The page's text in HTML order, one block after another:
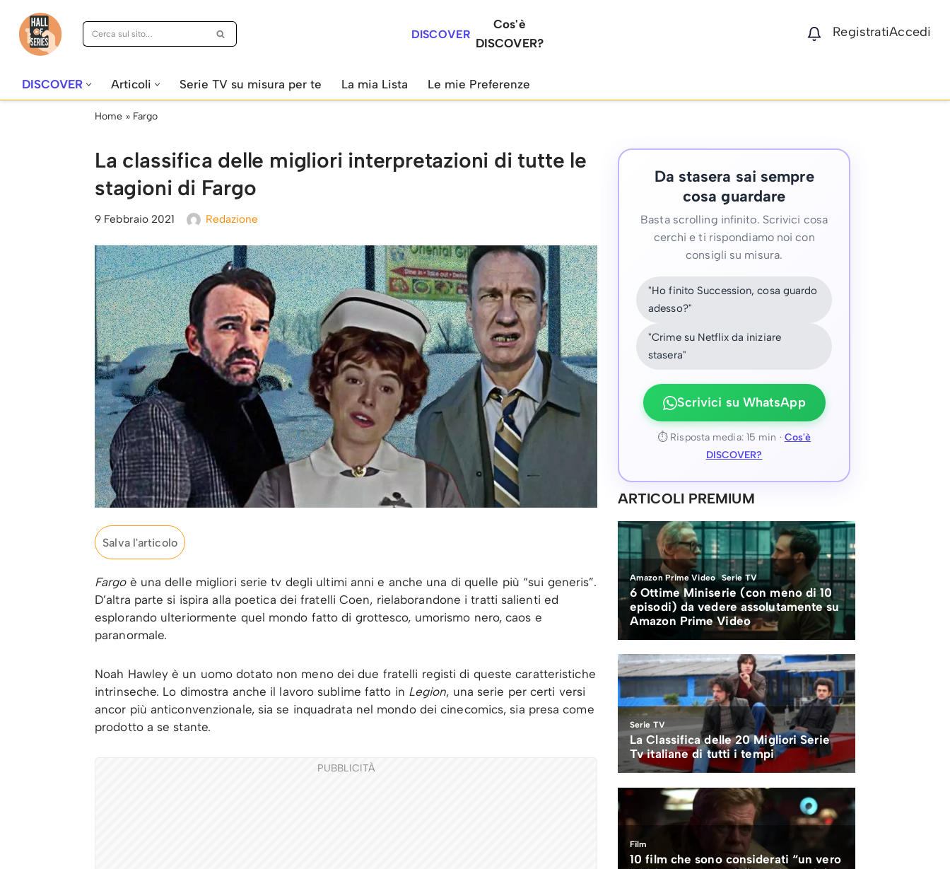
Vai
DISCOVER
Cos'è
DISCOVER?
RegistratiAccedi
DISCOVER Articoli Serie TV su misura per te La mia Lista Le mie Preferenze
Home » Fargo
La classifica delle migliori interpretazioni di tutte le
stagioni di Fargo
9 Febbraio 2021 Redazione
Salva l'articolo
Fargoè una delle migliori serie tv degli ultimi anni e anche una di quelle più “sui generis”.
D’altra parte si ispira alla poetica dei fratelli Coen, rielaborandone i tratti salienti ed
esplorando ulteriormente quel mondo fatto di grottesco, umorismo nero, caos e
paranormale.
Noah Hawley è un uomo dotato non meno dei due fratelli registi di queste caratteristiche
intrinseche. Lo dimostra anche il lavoro sublime fatto in Legion, una serie per certi versi
ancor più anticonvenzionale, sia se inquadrata nel mondo dei cinecomics, sia presa come
prodotto a se stante.
PUBBLICITÀ
Da stasera sai sempre
cosa guardare
Basta scrolling infinito. Scrivici cosa
cerchi e ti rispondiamo noi con
consigli su misura.
"Ho finito Succession, cosa guardo
adesso?"
"Crime su Netflix da iniziare
stasera"
Scrivici su WhatsApp
⏱ Risposta media: 15 min · Cos'è
DISCOVER?
ARTICOLI PREMIUM